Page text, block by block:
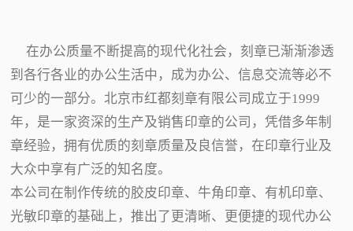
在办公质量不断提高的现代化社会，刻章已渐渐渗透
到各行各业的办公生活中，成为办公、信息交流等必不
可少的一部分。北京市红都刻章有限公司成立于1999
年，是一家资深的生产及销售印章的公司，凭借多年制
章经验，拥有优质的刻章质量及良信誉，在印章行业及
大众中享有广泛的知名度。
本公司在制作传统的胶皮印章、牛角印章、有机印章、
光敏印章的基础上，推出了更清晰、更便捷的现代办公